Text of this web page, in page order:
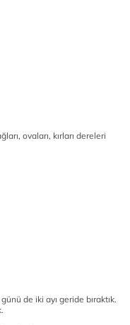
ovaları, kırları dereleri
de iki ayı geride bıraktık.